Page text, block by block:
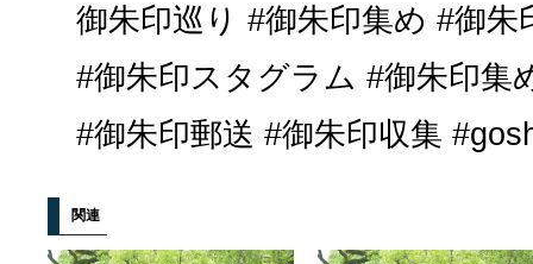
御朱印巡り #御朱印集め #御
#御朱印スタグラム #御朱印集
#御朱印郵送 #御朱印収集
関連